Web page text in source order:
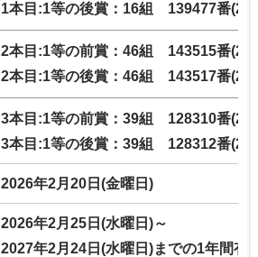
1本目:1等の後賞：16組 139477番
2本目:1等の前賞：46組 143515番
2本目:1等の後賞：46組 143517番
3本目:1等の前賞：39組 128310番
3本目:1等の後賞：39組 128312番
2026年2月20日(金曜日)
2026年2月25日(水曜日)～
2027年2月24日(水曜日)までの1年間有